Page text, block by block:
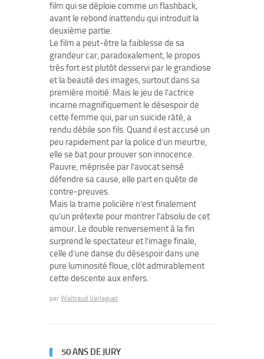
film qui se déploie comme un flashback,
avant le rebond inattendu qui introduit la
deuxième partie.
Le film a peut-être la faiblesse de sa
grandeur car, paradoxalement, le propos
très fort est plutôt desservi par le grandiose
et la beauté des images, surtout dans sa
première moitié. Mais le jeu de l’actrice
incarne magnifiquement le désespoir de
cette femme qui, par un suicide râté, a
rendu débile son fils. Quand il est accusé un
peu rapidement par la police d’un meurtre,
elle se bat pour prouver son innocence.
Pauvre, méprisée par l’avocat sensé
défendre sa cause, elle part en quête de
contre-preuves.
Mais la trame policière n’est finalement
qu’un prétexte pour montrer l’absolu de cet
amour. Le double renversement à la fin
surprend le spectateur et l’image finale,
celle d’une danse du désespoir dans une
pure luminosité floue, clôt admirablement
cette descente aux enfers.
par Waltraud Verlaguet
50 ANS DE JURY